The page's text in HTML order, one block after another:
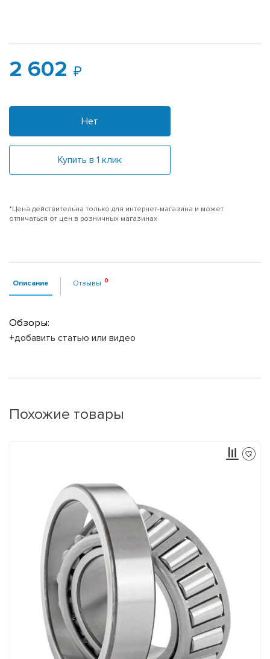
2 602
Нет
Купить в 1 клик
*Цена действительна только для интернет-магазина и может
отличаться от цен в розничных магазинах
Описание Отзывы
Обзоры:
+добавить статью или видео
Похожие товары